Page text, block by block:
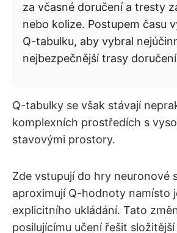
za včasné doručení a tresty
nebo kolize. Postupem času
Q-tabulku, aby vybral
nejbezpečnější trasy
Q-tabulky se však stávají
komplexních prostředích s
stavovými prostory.
Zde vstupují do hry neuronové
aproximují Q-hodnoty namísto
explicitního ukládání. Tato
posilujícímu učení řešit